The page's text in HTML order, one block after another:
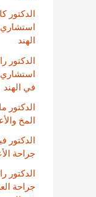
الدكتور
استشاري
الهند
الدكتور
استشاري
في الهند
المخ
الدكتور
جراحة
جراحة